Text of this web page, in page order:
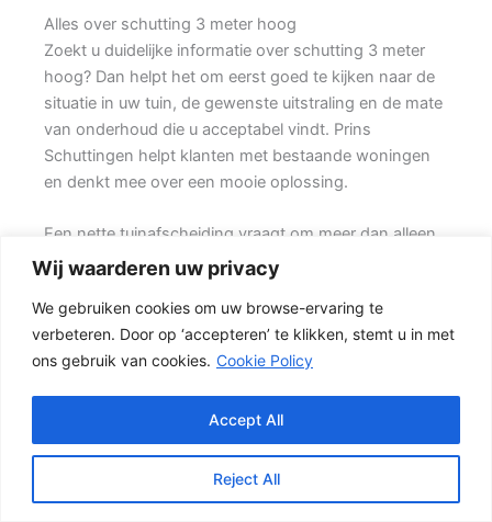
Wij waarderen uw privacy
We gebruiken cookies om uw browse-ervaring te
verbeteren. Door op ‘accepteren’ te klikken, stemt u in met
ons gebruik van cookies. Cookie Policy
Reject All
Accept All
Alles over schutting 3 meter hoog
Zoekt u duidelijke informatie over schutting 3 meter
hoog? Dan helpt het om eerst goed te kijken naar de
situatie in uw tuin, de gewenste uitstraling en de mate
van onderhoud die u acceptabel vindt. Prins
Schuttingen helpt klanten met bestaande woningen
en denkt mee over een mooie oplossing.
Een nette tuinafscheiding vraagt om meer dan alleen
een paar schermen en palen. Wilt u vooral een luxe
uitstraling, dan kan een hout-beton schutting met
hoge betonplaat of zwarte accenten goed passen.
Daarbij spelen ook zaken mee zoals windbelasting,
hoogteverschillen, grondsoort, erfgrens en de
bereikbaarheid van de tuin.
Schutting kiezen op basis van uitstraling en gebruik
Voor veel klanten is een hout-beton schutting de